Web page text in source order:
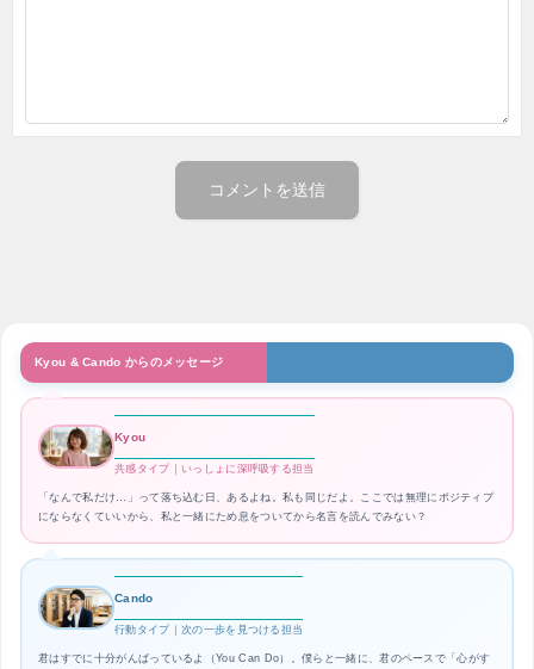
Kyou & Cando からのメッセージ
Kyou
共感タイプ｜いっしょに深呼吸する担当
「なんで私だけ…」って落ち込む日、あるよね。私も同じだよ。ここでは無理にポジティブ
にならなくていいから、私と一緒にため息をついてから名言を読んでみない？
Cando
行動タイプ｜次の一歩を見つける担当
君はすでに十分がんばっているよ（You Can Do）。僕らと一緒に、君のペースで「心がす